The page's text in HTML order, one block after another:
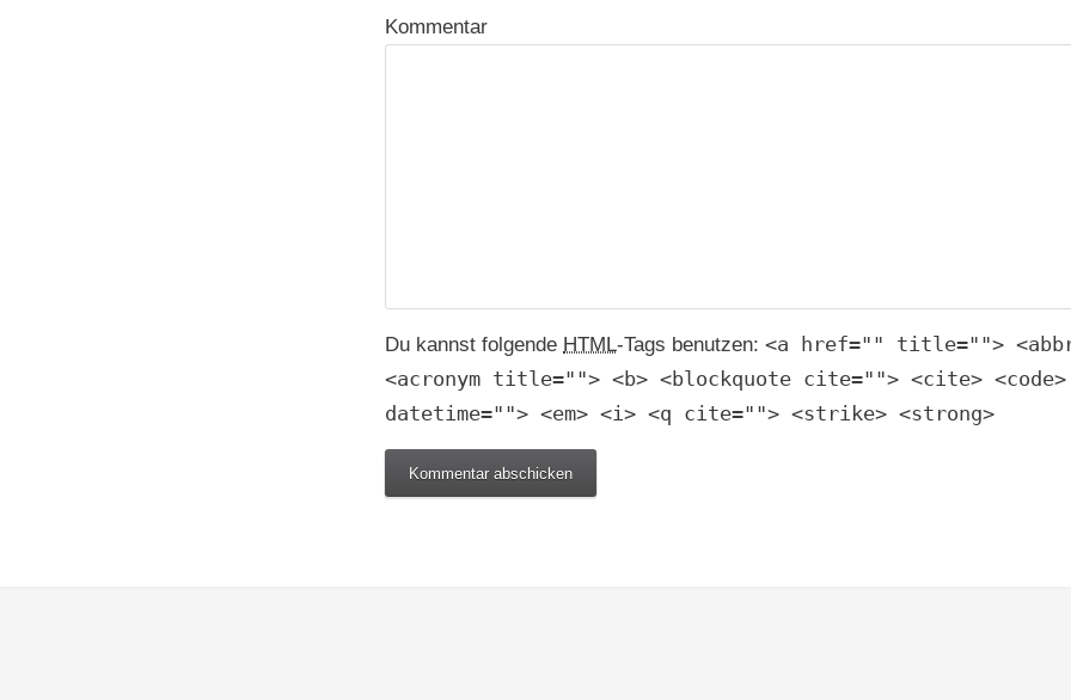
Kommentar
Du kannst folgende HTML-Tags benutzen: <a href="" title="">
<acronym title=""> <b> <blockquote cite=""> <cite>
datetime=""> <em> <i> <q cite=""> <strike> <strong>